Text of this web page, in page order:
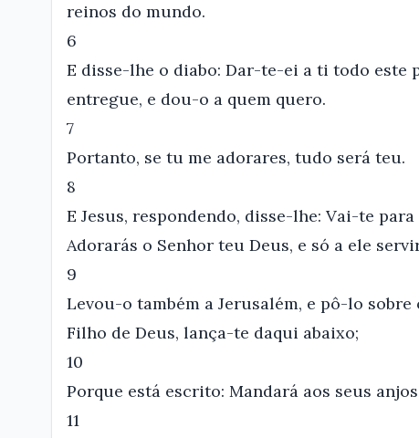
reinos do mundo.
6
E disse-lhe o diabo: Dar-te-ei a ti todo este
entregue, e dou-o a quem quero.
7
Portanto, se tu me adorares, tudo será teu.
8
E Jesus, respondendo, disse-lhe: Vai-te
Adorarás o Senhor teu Deus, e só a ele
9
Levou-o também a Jerusalém, e pô-lo
Filho de Deus, lança-te daqui abaixo;
10
Porque está escrito: Mandará aos seus
11